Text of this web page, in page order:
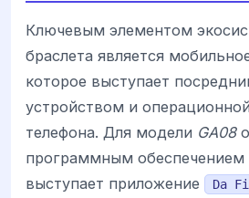
Ключевым элементом
браслета является
которое выступает
устройством и
телефона. Для модели GA08
программным обеспечением
выступает приложение
Da